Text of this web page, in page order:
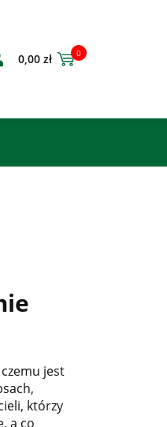
0,00 zł 0
jest
którzy
a co